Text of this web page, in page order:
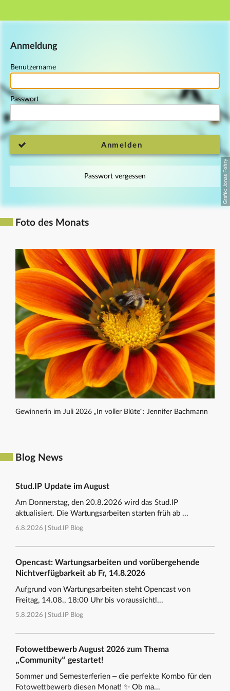
Hauptnavigation
Anmeldung
Benutzername
Passwort
Anmelden
Passwort vergessen
Foto des Monats
Gewinnerin im Juli 2026 „In voller Blüte“: Jennifer Bachmann
Blog News
Stud.IP Update im August
Am Donnerstag, den 20.8.2026 wird das Stud.IP
aktualisiert. Die Wartungsarbeiten starten früh ab ...
6.8.2026 | Stud.IP Blog
Opencast: Wartungsarbeiten und vorübergehende
Nichtverfügbarkeit ab Fr, 14.8.2026
Aufgrund von Wartungsarbeiten steht Opencast von
Freitag, 14.08., 18:00 Uhr bis voraussichtl...
5.8.2026 | Stud.IP Blog
Fotowettbewerb August 2026 zum Thema
„Community“ gestartet!
Sommer und Semesterferien – die perfekte Kombo für den
Fotowettbewerb diesen Monat! ✨ Ob ma...